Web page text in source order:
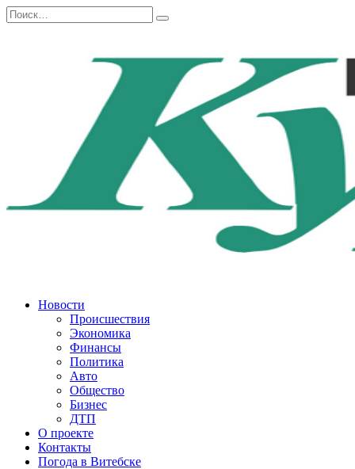
Перейти
к
Search
for:
Новости
Происшествия
Экономика
Финансы
Политика
Авто
Общество
Бизнес
ДТП
О проекте
Контакты
Погода в Витебске